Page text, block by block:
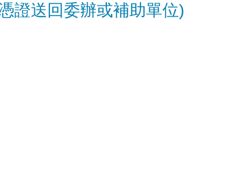
證送回委辦或補助單位)